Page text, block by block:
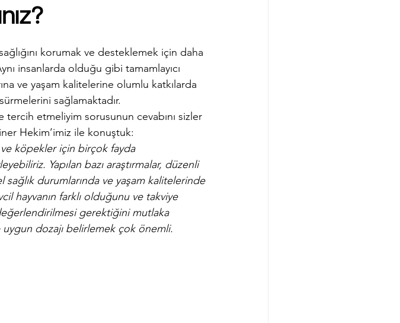
korumak ve desteklemek için daha
insanlarda olduğu gibi tamamlayıcı
ve yaşam kalitelerine olumlu katkılarda
sağlamaktadır.
etmeliyim sorusunun cevabını sizler
Hekim’imiz ile konuştuk:
köpekler için birçok fayda
Yapılan bazı araştırmalar, düzenli
durumlarında ve yaşam kalitelerinde
hayvanın farklı olduğunu ve takviye
gerektiğini mutlaka
uygun dozajı belirlemek çok önemli.